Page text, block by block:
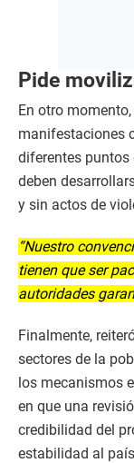
Pide moviliz
En otro
manifestaciones
diferentes puntos
deben
y sin actos de
“Nuestro
tienen que ser
autoridades
Finalmente,
sectores de la
los mecanismos
en que una
credibilidad del
estabilidad al